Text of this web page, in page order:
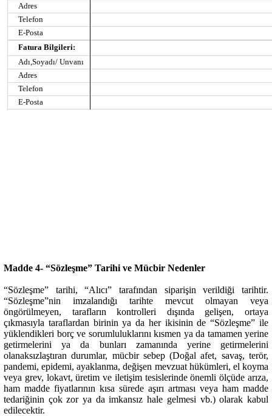
Adres
Telefon
E-Posta
Fatura Bilgileri:
Adı,Soyadı/ Unvanı
Adres
Telefon
E-Posta
Madde 4- “Sözleşme” Tarihi ve Mücbir Nedenler
“Sözleşme” tarihi, “Alıcı” tarafından siparişin verildiği tarihtir.
“Sözleşme”nin imzalandığı tarihte mevcut olmayan veya
öngörülmeyen, tarafların kontrolleri dışında gelişen, ortaya
çıkmasıyla taraflardan birinin ya da her ikisinin de “Sözleşme” ile
yüklendikleri borç ve sorumluluklarını kısmen ya da tamamen yerine
getirmelerini ya da bunları zamanında yerine getirmelerini
olanaksızlaştıran durumlar, mücbir sebep (Doğal afet, savaş, terör,
pandemi, epidemi, ayaklanma, değişen mevzuat hükümleri, el koyma
veya grev, lokavt, üretim ve iletişim tesislerinde önemli ölçüde arıza,
ham madde fiyatlarının kısa sürede aşırı artması veya ham madde
tedariğinin çok zor ya da imkansız hale gelmesi vb.) olarak kabul
edilecektir.